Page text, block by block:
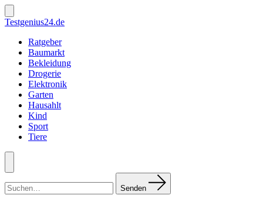
Zum
Inhalt
springen
Suche
ein-/ausblenden
Testgenius24.de
Ratgeber
Baumarkt
Bekleidung
Drogerie
Elektronik
Garten
Hausahlt
Kind
Sport
Tiere
Menü
nach:
Senden